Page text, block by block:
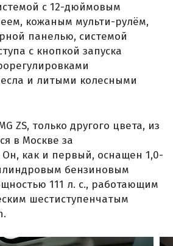
с 12-дюймовым
кожаным мульти-рулём,
панелью, системой
с кнопкой запуска
и литыми колесными
ZS, только другого цвета, из
в Москве за
Он, как и первый, оснащен 1,0-
бензиновым
111 л. с., работающим
шестиступенчатым